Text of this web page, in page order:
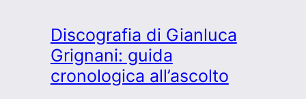
Creative
Reference
spiegata
Discografia di Gianluca
Grignani: guida
cronologica all’ascolto